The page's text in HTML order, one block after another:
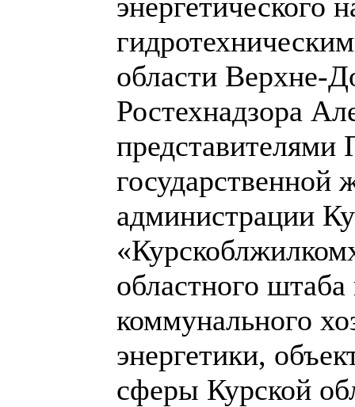
области Верхне-
Ростехнадзора
представителями
государственной
администрации
областного
коммунального
энергетики,
сферы Курской